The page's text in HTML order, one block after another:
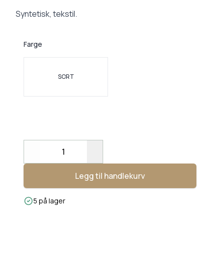
Syntetisk, tekstil.
Farge
Velg en Farge
SORT
Decrease
Legg til handlekurv
5 på lager